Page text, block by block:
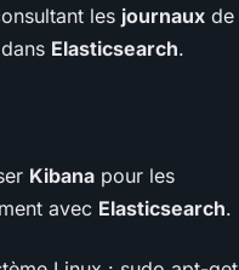
les journaux de
dans Elasticsearch.
Kibana pour les
avec Elasticsearch.